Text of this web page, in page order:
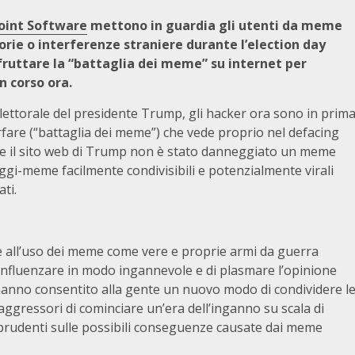
Software mettono in guardia gli utenti da meme
o interferenze straniere durante l’election day
la “battaglia dei meme” su internet per
corso ora.
del presidente Trump, gli hacker ora sono in prima
(“battaglia dei meme”) che vede proprio nel defacing
il sito web di Trump non è stato danneggiato un meme
meme facilmente condivisibili e potenzialmente virali
dei meme come vere e proprie armi da guerra
in modo ingannevole e di plasmare l’opinione
consentito alla gente un nuovo modo di condividere le
di cominciare un’era dell’inganno su scala di
sulle possibili conseguenze causate dai meme